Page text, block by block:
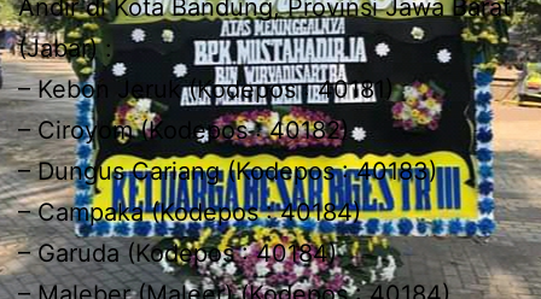
Andir di Kota Bandung, Provinsi Jawa Barat
(Jabar) :
– Kebon Jeruk (Kodepos : 40181)
– Ciroyom (Kodepos : 40182)
– Dungus Cariang (Kodepos : 40183)
– Campaka (Kodepos : 40184)
– Garuda (Kodepos : 40184)